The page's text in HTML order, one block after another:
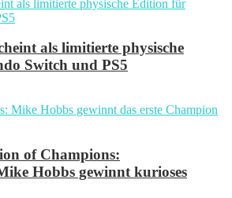
als limitierte physische
Switch und PS5
of Champions:
Hobbs gewinnt kurioses